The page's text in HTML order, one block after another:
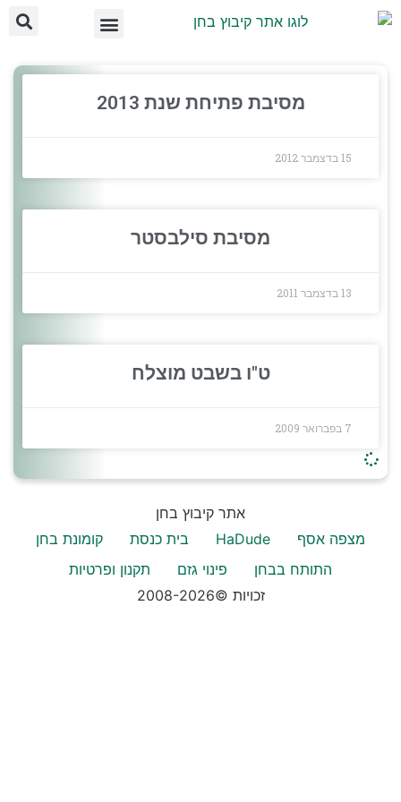
מסיבת פתיחת שנת 2013
15 בדצמבר 2012
מסיבת סילבסטר
13 בדצמבר 2011
ט"ו בשבט מוצלח
7 בפברואר 2009
אתר קיבוץ בחן
מצפה אסף
HaDude בית כנסת
קומונת בחן
התותח בבחן
פינוי גזם
תקנון ופרטיות
זכויות ©2008-2026